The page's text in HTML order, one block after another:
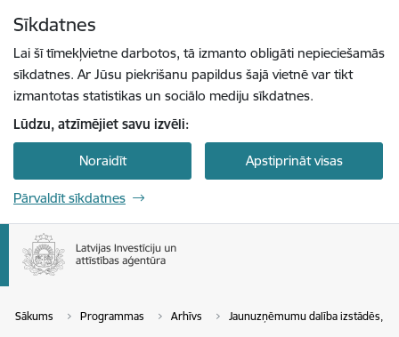
Sīkdatnes
Lai šī tīmekļvietne darbotos, tā izmanto obligāti nepieciešamās
sīkdatnes. Ar Jūsu piekrišanu papildus šajā vietnē var tikt
izmantotas statistikas un sociālo mediju sīkdatnes.
Lūdzu, atzīmējiet savu izvēli:
Noraidīt Apstiprināt visas
Pārvaldīt sīkdatnes
Sākums Programmas Arhīvs Jaunuzņēmumu dalība izstādēs,